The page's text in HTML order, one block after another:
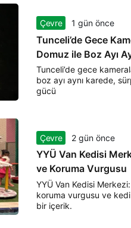
Çevre 1 gün önce
Tunceli’de Gece
Domuz ile Boz Ayı
Tunceli’de gece
boz ayı aynı karede,
gücü
Çevre 2 gün önce
YYÜ Van Kedisi
ve Koruma Vurgusu
YYÜ Van Kedisi
koruma vurgusu ve
bir içerik.